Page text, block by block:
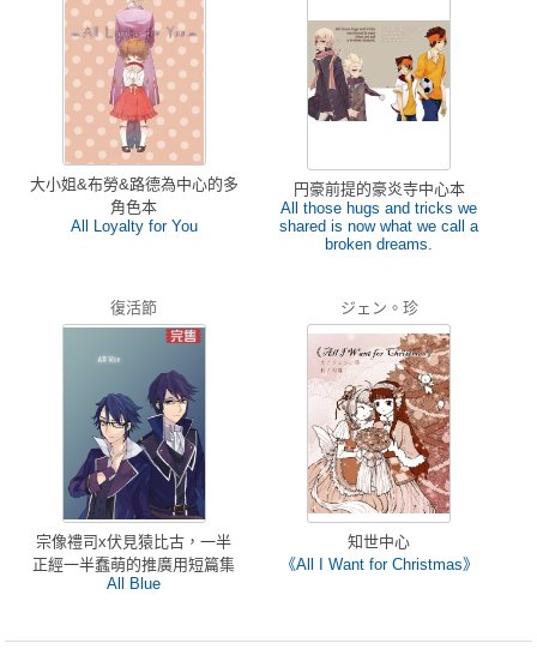
大小姐&布勞&路德為中心的多
角色本
All Loyalty for You
円豪前提的豪炎寺中心本
All those hugs and tricks we
shared is now what we call a
broken dreams.
復活節
宗像禮司x伏見猿比古，一半
正經一半蠢萌的推廣用短篇集
All Blue
ジェン。珍
知世中心
《All I Want for Christmas》